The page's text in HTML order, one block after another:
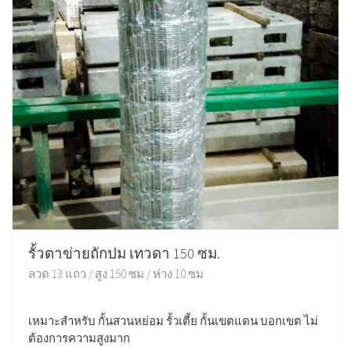
รั้วตาข่ายถักปม เทวดา 150 ซม.
ลวด 13 แถว / สูง 150 ซม / ห่าง 10 ซม
เหมาะสำหรับ กั้นสวนหย่อม รั้วเตี้ย กั้นเขตแดน บอกเขต ไม่
ต้องการความสูงมาก